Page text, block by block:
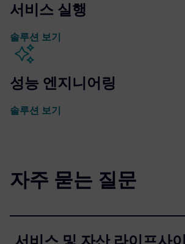
서비스 실행
솔루션 보기
성능 엔지니어링
솔루션 보기
자주 묻는 질문